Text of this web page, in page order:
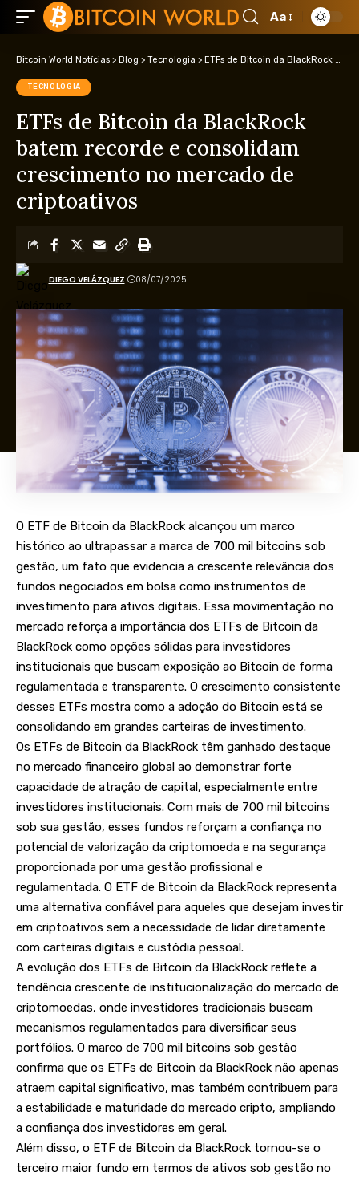
Aa
Bitcoin World Notícias > Blog > Tecnologia > ETFs de Bitcoin da BlackRock batem recorde e consolidam crescimento no mercado de criptoativos
TECNOLOGIA
ETFs de Bitcoin da BlackRock
batem recorde e consolidam
crescimento no mercado de
criptoativos
DIEGO VELÁZQUEZ 08/07/2025
O ETF de Bitcoin da BlackRock alcançou um marco
histórico ao ultrapassar a marca de 700 mil bitcoins sob
gestão, um fato que evidencia a crescente relevância dos
fundos negociados em bolsa como instrumentos de
investimento para ativos digitais. Essa movimentação no
mercado reforça a importância dos ETFs de Bitcoin da
BlackRock como opções sólidas para investidores
institucionais que buscam exposição ao Bitcoin de forma
regulamentada e transparente. O crescimento consistente
desses ETFs mostra como a adoção do Bitcoin está se
consolidando em grandes carteiras de investimento.
Os ETFs de Bitcoin da BlackRock têm ganhado destaque
no mercado financeiro global ao demonstrar forte
capacidade de atração de capital, especialmente entre
investidores institucionais. Com mais de 700 mil bitcoins
sob sua gestão, esses fundos reforçam a confiança no
potencial de valorização da criptomoeda e na segurança
proporcionada por uma gestão profissional e
regulamentada. O ETF de Bitcoin da BlackRock representa
uma alternativa confiável para aqueles que desejam investir
em criptoativos sem a necessidade de lidar diretamente
com carteiras digitais e custódia pessoal.
A evolução dos ETFs de Bitcoin da BlackRock reflete a
tendência crescente de institucionalização do mercado de
criptomoedas, onde investidores tradicionais buscam
mecanismos regulamentados para diversificar seus
portfólios. O marco de 700 mil bitcoins sob gestão
confirma que os ETFs de Bitcoin da BlackRock não apenas
atraem capital significativo, mas também contribuem para
a estabilidade e maturidade do mercado cripto, ampliando
a confiança dos investidores em geral.
Além disso, o ETF de Bitcoin da BlackRock tornou-se o
terceiro maior fundo em termos de ativos sob gestão no